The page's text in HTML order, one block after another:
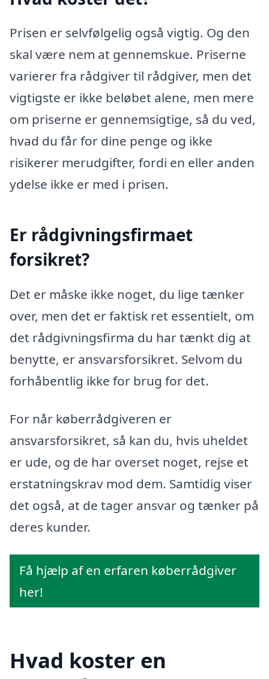
Prisen er selvfølgelig også vigtig. Og den
skal være nem at gennemskue. Priserne
varierer fra rådgiver til rådgiver, men det
vigtigste er ikke beløbet alene, men mere
om priserne er gennemsigtige, så du ved,
hvad du får for dine penge og ikke
risikerer merudgifter, fordi en eller anden
ydelse ikke er med i prisen.
Er rådgivningsfirmaet
forsikret?
Det er måske ikke noget, du lige tænker
over, men det er faktisk ret essentielt, om
det rådgivningsfirma du har tænkt dig at
benytte, er ansvarsforsikret. Selvom du
forhåbentlig ikke for brug for det.
For når køberrådgiveren er
ansvarsforsikret, så kan du, hvis uheldet
er ude, og de har overset noget, rejse et
erstatningskrav mod dem. Samtidig viser
det også, at de tager ansvar og tænker på
deres kunder.
Få hjælp af en erfaren køberrådgiver
her!
Hvad koster en